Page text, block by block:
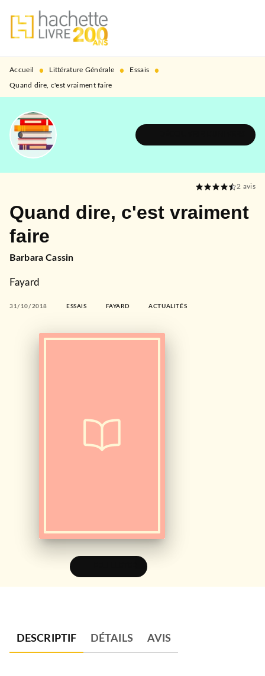
MENU RECHERCHE
PIED DE PAGE
Accueil • Littérature Générale • Essais •
Quand dire, c'est vraiment faire
2 avis
Quand dire, c'est vraiment
faire
Barbara Cassin
Fayard
31/10/2018 ESSAIS FAYARD ACTUALITÉS
DESCRIPTIF DÉTAILS AVIS